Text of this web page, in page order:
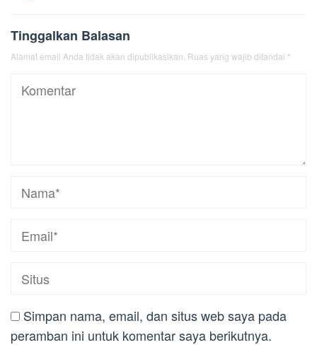
Tinggalkan Balasan
Alamat email Anda tidak akan dipublikasikan. Ruas yang wajib ditandai *
Simpan nama, email, dan situs web saya pada
peramban ini untuk komentar saya berikutnya.